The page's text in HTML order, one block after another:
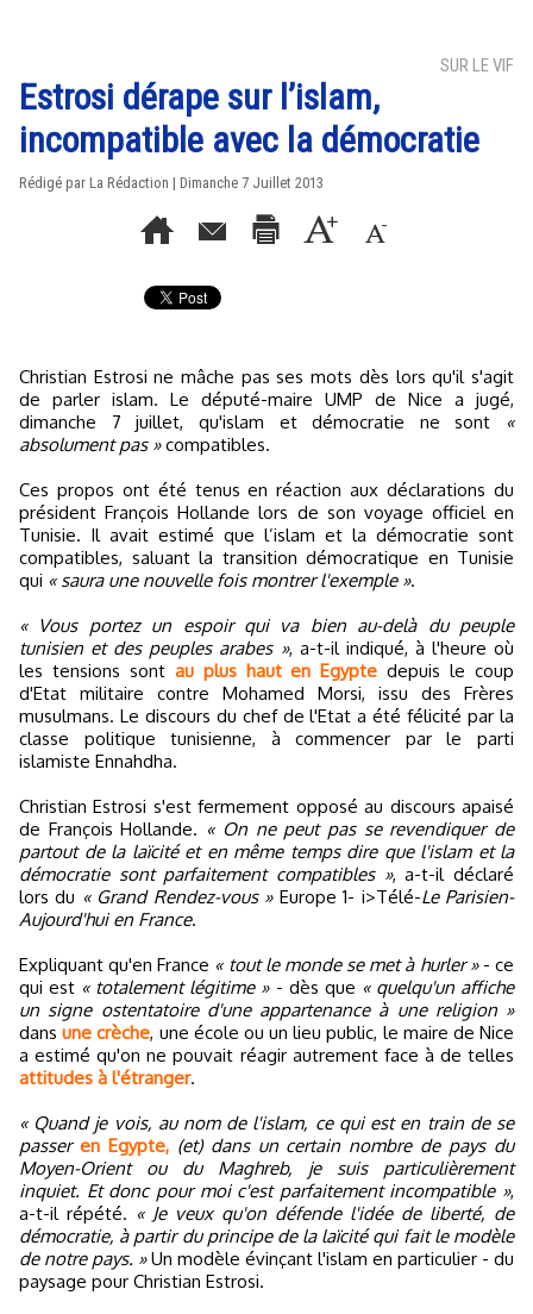
SUR LE VIF
Estrosi dérape sur l’islam,
incompatible avec la démocratie
Rédigé par La Rédaction | Dimanche 7 Juillet 2013
Christian Estrosi ne mâche pas ses mots dès lors qu'il s'agit
de parler islam. Le député-maire UMP de Nice a jugé,
dimanche 7 juillet, qu'islam et démocratie ne sont
«
absolument pas »compatibles.
Ces propos ont été tenus en réaction aux déclarations du
président François Hollande lors de son voyage officiel en
Tunisie. Il avait estimé que l’islam et la démocratie sont
compatibles, saluant la transition démocratique en Tunisie
qui « saura une nouvelle fois montrer l'exemple ».
« Vous portez un espoir qui va bien au-delà du peuple
tunisien et des peuples arabes », a-t-il indiqué, à l'heure où
les tensions sont au plus haut en Egypte depuis le coup
d'Etat militaire contre Mohamed Morsi, issu des Frères
musulmans. Le discours du chef de l'Etat a été félicité par la
classe politique tunisienne, à commencer par le parti
islamiste Ennahdha.
Christian Estrosi s'est fermement opposé au discours apaisé
de François Hollande. « On ne peut pas se revendiquer de
partout de la laïcité et en même temps dire que l'islam et la
démocratie sont parfaitement compatibles », a-t-il déclaré
lors du « Grand Rendez-vous »Europe 1- i>Télé-Le Parisien-
Aujourd'hui en France.
Expliquant qu'en France « tout le monde se met à hurler »- ce
qui est « totalement légitime »- dès que « quelqu'un affiche
un signe ostentatoire d'une appartenance à une religion »
dansune crèche, une école ou un lieu public, le maire de Nice
a estimé qu'on ne pouvait réagir autrement face à de telles
attitudes à l'étranger.
« Quand je vois, au nom de l'islam, ce qui est en train de se
passer en Egypte, (et) dans un certain nombre de pays du
Moyen-Orient ou du Maghreb, je suis particulièrement
inquiet. Et donc pour moi c'est parfaitement incompatible »,
a-t-il répété. « Je veux qu'on défende l'idée de liberté, de
démocratie, à partir du principe de la laïcité qui fait le modèle
de notre pays. »Un modèle évinçant l'islam en particulier - du
paysage pour Christian Estrosi.